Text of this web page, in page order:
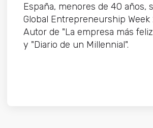
España, menores de 40 años,
Global Entrepreneurship Week
Autor de "La empresa más
y "Diario de un Millennial".